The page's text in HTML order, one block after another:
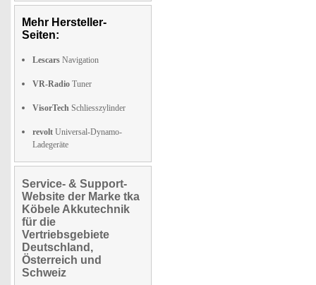
Mehr Hersteller-
Seiten:
Lescars Navigation
VR-Radio Tuner
VisorTech Schliesszylinder
revolt Universal-Dynamo-
Ladegeräte
Service- & Support-
Website der Marke tka
Köbele Akkutechnik
für die
Vertriebsgebiete
Deutschland,
Österreich und
Schweiz